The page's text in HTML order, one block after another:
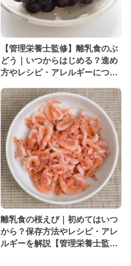
【管理栄養士監修】離乳食のぶ
どう｜いつからはじめる？進め
方やレシピ・アレルギーについ
離乳食の桜えび｜初めてはいつ
から？保存方法やレシピ・アレ
ルギーを解説【管理栄養士監